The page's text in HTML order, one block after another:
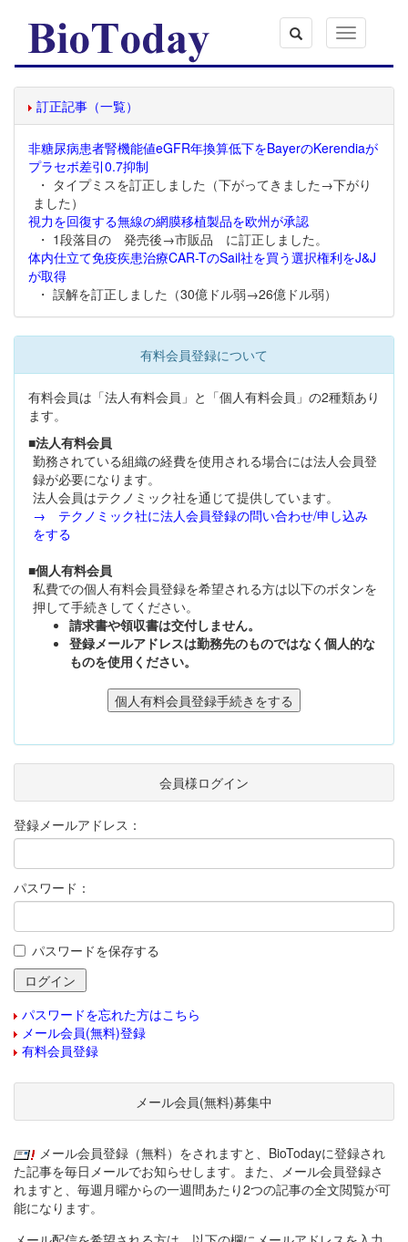
Toggle
navigation
訂正記事（一覧）
非糖尿病患者腎機能値eGFR年換算低下をBayerのKerendiaが
プラセボ差引0.7抑制
・ タイプミスを訂正しました（下がってきました→下がり
ました）
視力を回復する無線の網膜移植製品を欧州が承認
・ 1段落目の 発売後→市販品 に訂正しました。
体内仕立て免疫疾患治療CAR-TのSail社を買う選択権利をJ&J
が取得
・ 誤解を訂正しました（30億ドル弱→26億ドル弱）
有料会員登録について
有料会員は「法人有料会員」と「個人有料会員」の2種類あり
ます。
■法人有料会員
勤務されている組織の経費を使用される場合には法人会員登
録が必要になります。
法人会員はテクノミック社を通じて提供しています。
→ テクノミック社に法人会員登録の問い合わせ/申し込み
をする
■個人有料会員
私費での個人有料会員登録を希望される方は以下のボタンを
押して手続きしてください。
請求書や領収書は交付しません。
登録メールアドレスは勤務先のものではなく個人的な
ものを使用ください。
会員様ログイン
登録メールアドレス：
パスワード：
パスワードを保存する
パスワードを忘れた方はこちら
メール会員(無料)登録
有料会員登録
メール会員(無料)募集中
メール会員登録（無料）をされますと、BioTodayに登録され
た記事を毎日メールでお知らせします。また、メール会員登録さ
れますと、毎週月曜からの一週間あたり2つの記事の全文閲覧が可
能になります。